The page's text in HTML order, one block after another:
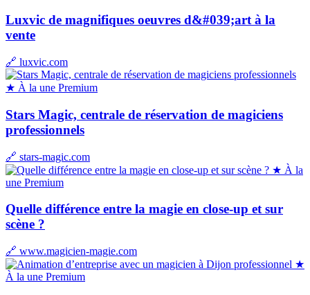
Luxvic de magnifiques oeuvres d&#039;art à la
vente
🔗 luxvic.com
★ À la une Premium
Stars Magic, centrale de réservation de magiciens
professionnels
🔗 stars-magic.com
★ À la
une Premium
Quelle différence entre la magie en close-up et sur
scène ?
🔗 www.magicien-magie.com
★
À la une Premium